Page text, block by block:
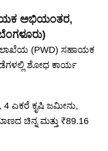
ಅಭಿಯಂತರ,
(PWD) ಸಹಾಯಕ
ಶೋಧ ಕಾರ್ಯ
ಎಕರೆ ಕೃಷಿ ಜಮೀನು,
ಚಿನ್ನ ಮತ್ತು ₹89.16